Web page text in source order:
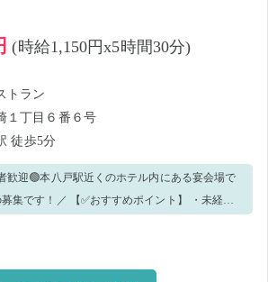
(時給1,150円x5時間30分)
トラン
１丁目６番６号
徒歩5分
歓迎🟢本八戸駅近くのホテル内にある宴会場で
すめポイント】 ・未経験
配膳などをお願いいたします🔻 ・お客様のご